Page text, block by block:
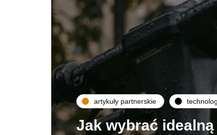
artykuły partnerskie
Jak wybrać